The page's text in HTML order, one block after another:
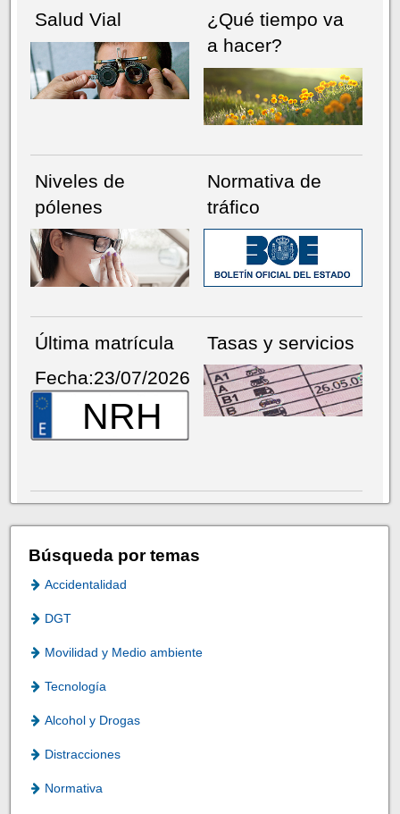
Salud Vial
¿Qué tiempo va
a hacer?
Niveles de
pólenes
Normativa de
tráfico
Última matrícula
Fecha:23/07/2026
NRH
Tasas y servicios
Búsqueda por temas
Accidentalidad
DGT
Movilidad y Medio ambiente
Tecnología
Alcohol y Drogas
Distracciones
Normativa